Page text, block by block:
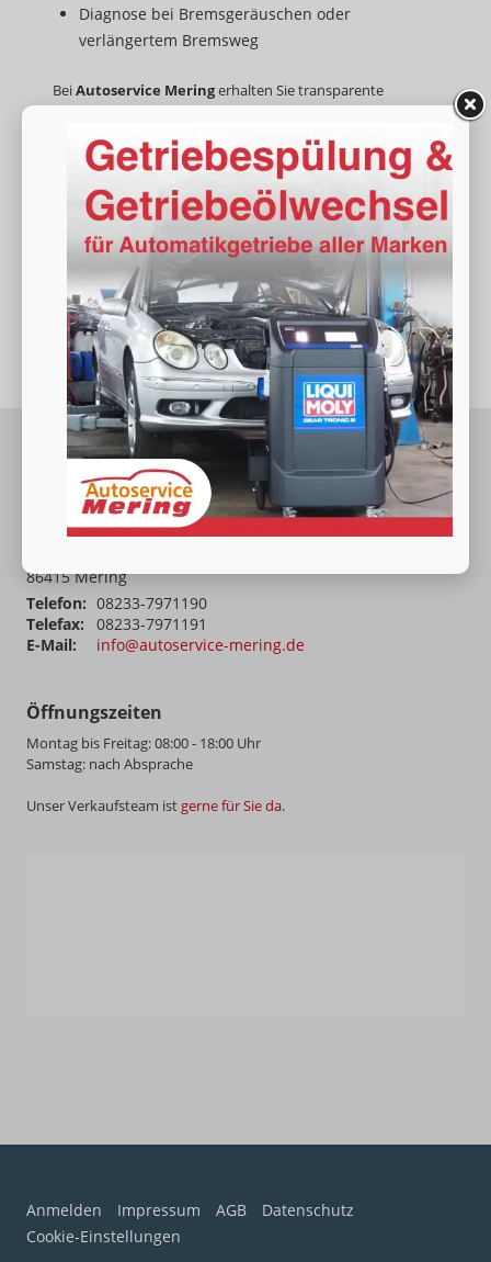
Diagnose bei Bremsgeräuschen oder
verlängertem Bremsweg
BeiAutoservice Meringerhalten Sie transparente
Beratung, faire Preise und fachgerechte Reparaturen nach
Firmenfahrzeug– wir sind Ihr zuverlässiger Partner für
Bremsenservice in Mering und Umgebung.
👉 Jetzt Termin für Ihren Bremsenservice in Mering
vereinbaren!
Autoservice Mering – Ihre freie Autowerkstatt für Sicherheit
und Qualität
Autoservice Mering
86415 Mering
Telefon: 08233-7971190
Telefax:
08233-7971191
E-Mail:
info@autoservice-mering.de
Öffnungszeiten
Montag bis Freitag: 08:00 - 18:00 Uhr
Samstag: nach Absprache
Unser Verkaufsteam ist gerne für Sie da.
Anmelden Impressum AGB
Datenschutz
Cookie-Einstellungen